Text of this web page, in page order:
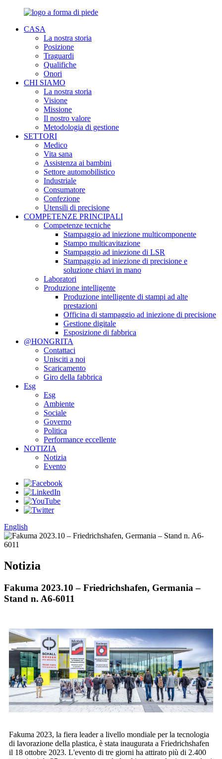
CASA
La nostra storia
Posizione
Traguardi
Qualifiche
Onori
CHI SIAMO
La nostra storia
Visione
Missione
Il nostro valore
Metodologia di gestione
SETTORI
Medico
Vita sana
Assistenza ai bambini
Settore automobilistico
Industriale
Consumatore
Confezione
Utensili di precisione
COMPETENZE PRINCIPALI
Competenze tecniche
Stampaggio ad iniezione multicomponente
Stampo multicavitazione
Stampaggio ad iniezione di LSR
Stampaggio ad iniezione di precisione e
soluzione chiavi in ​​mano
Laboratori
Produzione intelligente
Produzione intelligente di stampi ad alte
prestazioni
Officina di stampaggio ad iniezione di precisione
Gestione digitale
Esposizione di fabbrica
@HONGRITA
Contattaci
Unisciti a noi
Scaricamento
Giro della fabbrica
Esg
Esg
Ambiente
Sociale
Governo
Politica
Performance eccellente
NOTIZIA
Notizia
Evento
English
Notizia
Fakuma 2023.10 – Friedrichshafen, Germania –
Stand n. A6-6011
Fakuma 2023, la fiera leader a livello mondiale per la tecnologia
di lavorazione della plastica, è stata inaugurata a Friedrichshafen
il 18 ottobre 2023. L'evento di tre giorni ha attirato più di 2.400